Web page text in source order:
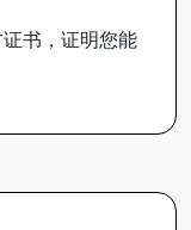
书，证明您能